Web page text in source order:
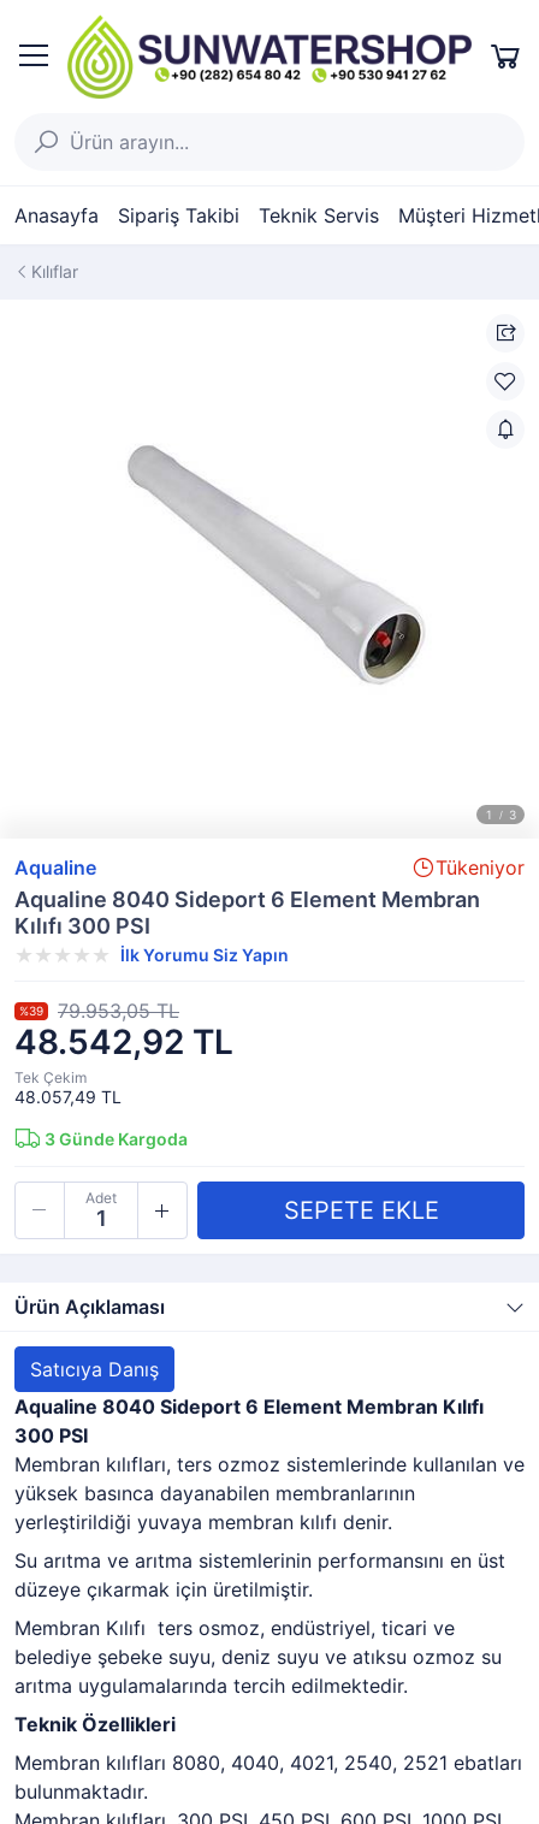
Anasayfa Sipariş Takibi Teknik Servis Müşteri
Kılıflar
Aqualine Tükeniyor
Aqualine 8040 Sideport 6 Element Membran
Kılıfı 300 PSI
İlk Yorumu Siz Yapın
48.542,92 TL
%39 79.953,05 TL
Tek Çekim
48.057,49 TL
3Günde Kargoda
Adet
Ürün Açıklaması
Satıcıya Danış
Aqualine 8040 Sideport 6 Element Membran Kılıfı
300 PSI
Membran kılıfları, ters ozmoz sistemlerinde kullanılan ve
yüksek basınca dayanabilen membranlarının
yerleştirildiği yuvaya membran kılıfı denir.
Su arıtma ve arıtma sistemlerinin performansını en üst
düzeye çıkarmak için üretilmiştir.
Membran Kılıfı ters osmoz, endüstriyel, ticari ve
belediye şebeke suyu, deniz suyu ve atıksu ozmoz su
arıtma uygulamalarında tercih edilmektedir.
Teknik Özellikleri
Membran kılıfları 8080, 4040, 4021, 2540, 2521 ebatları
bulunmaktadır.